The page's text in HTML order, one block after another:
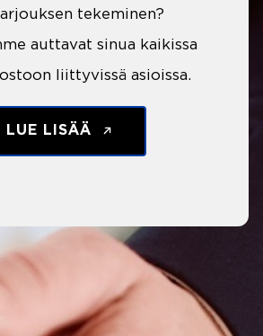
tekeminen?
auttavat sinua kaikissa
liittyvissä asioissa.
LUE LISÄÄ